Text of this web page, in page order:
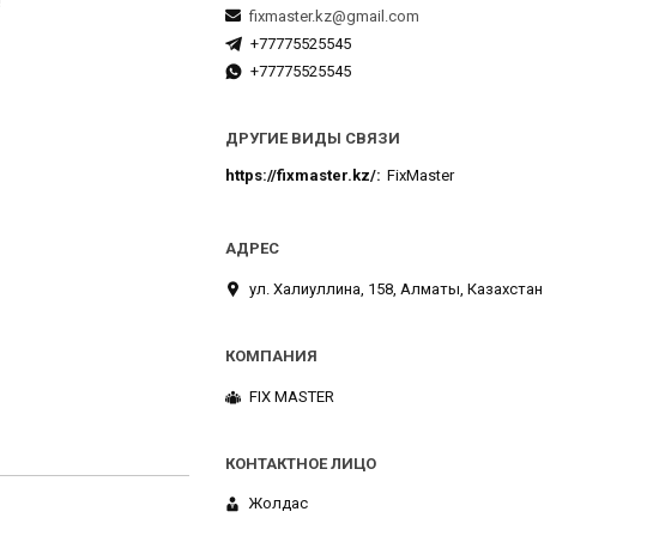
fixmaster.kz@gmail.com
+77775525545
+77775525545
ДРУГИЕ ВИДЫ СВЯЗИ
https://fixmaster.kz/ FixMaster
ул. Халиуллина, 158, Алматы, Казахстан
FIX MASTER
Жолдас